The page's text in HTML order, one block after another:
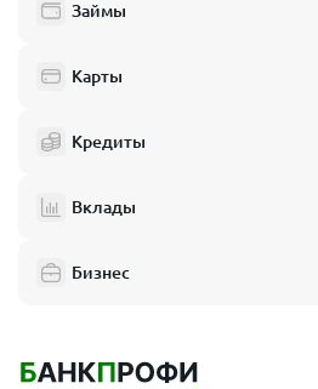
Займы
Карты
Кредиты
Вклады
Бизнес